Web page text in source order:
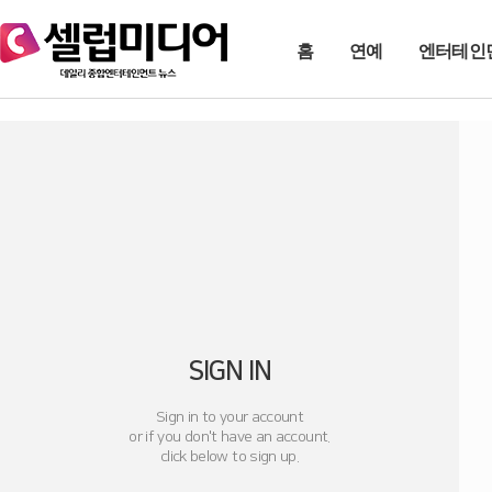
홈 연예 엔터테인
SIGN IN
Sign in to your account
or if you don't have an account.
click below to sign up.